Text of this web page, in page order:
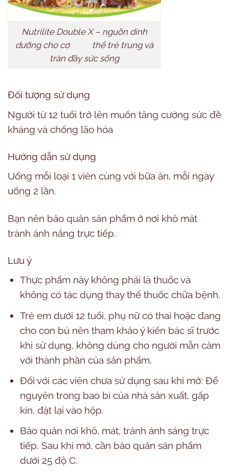
Nutrilite Double X – nguồn dinh
dưỡng cho cơ thể trẻ trung và
tràn đầy sức sống
Đối tượng sử dụng
Người từ 12 tuổi trở lên muốn tăng cường sức đề
kháng và chống lão hóa
Hướng dẫn sử dụng
Uống mỗi loại 1 viên cùng với bữa ăn, mỗi ngày
uống 2 lần.
Bạn nên bảo quản sản phẩm ở nơi khô mát
tránh ánh nắng trực tiếp.
Lưu ý
Thực phẩm này không phải là thuốc và
không có tác dụng thay thế thuốc chữa bệnh.
Trẻ em dưới 12 tuổi, phụ nữ có thai hoặc đang
cho con bú nên tham khảo ý kiến bác sĩ trước
khi sử dụng, không dùng cho người mẫn cảm
với thành phần của sản phẩm.
Đối với các viên chưa sử dụng sau khi mở: Để
nguyên trong bao bì của nhà sản xuất, gấp
kín, đặt lại vào hộp.
Bảo quản nơi khô, mát, tránh ánh sáng trực
tiếp. Sau khi mở, cần bảo quản sản phẩm
dưới 25 độ C.